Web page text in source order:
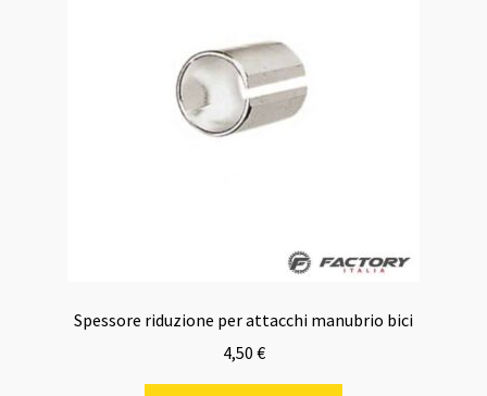
Spessore riduzione per attacchi manubrio bici
4,50 €